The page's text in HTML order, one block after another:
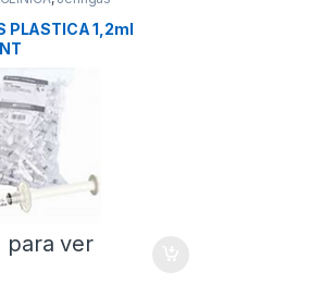
PLASTICA 1,2ml
para ver